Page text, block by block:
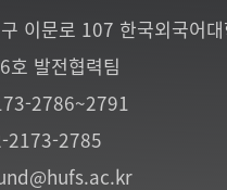
이문로 107 한국외국어
호 발전협력팀
2786~2791
2173-2785